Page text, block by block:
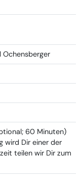
60 Minuten)
wird Dir einer der
teilen wir Dir zum